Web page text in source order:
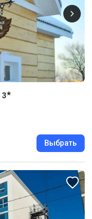
3★
Выбрать